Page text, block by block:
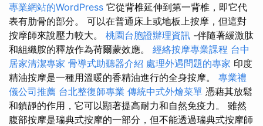
專業網站的WordPress 它從背椎延伸到第一背椎，即它代
表有肋骨的部分。 可以在普通床上或地板上按摩，但這對
按摩師來說壓力較大。 桃園台胞證辦理資訊 -伴隨著緩激肽
和組織胺的釋放作為荷爾蒙效應。 經絡按摩專業課程 台中
居家清潔專家 骨導式助聽器介紹 處理外遇問題的專家 印度
精油按摩是一種用溫暖的香精油進行的全身按摩。 專業禮
儀公司推薦 台北整復師專業 傳統中式外燴菜單 憑藉其放鬆
和鎮靜的作用，它可以顯著提高耐力和自然免疫力。 雖然
腹部按摩是瑞典式按摩的一部分，但不能透過瑞典式按摩師